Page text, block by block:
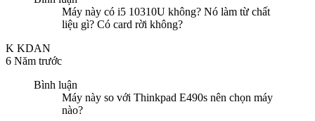
Máy này có i5 10310U không? Nó làm từ chất
liệu gì? Có card rời không?
K KDAN
6 Năm trước
Bình luận
Máy này so với Thinkpad E490s nên chọn máy
nào?